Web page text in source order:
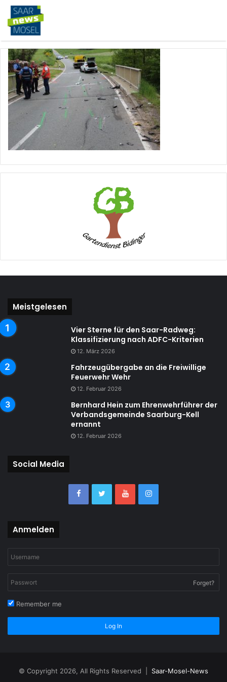
Meistgelesen
Vier Sterne für den Saar-Radweg:
Klassifizierung nach ADFC-Kriterien
12. März 2026
Fahrzeugübergabe an die Freiwillige
Feuerwehr Wehr
12. Februar 2026
Bernhard Hein zum Ehrenwehrführer der
Verbandsgemeinde Saarburg-Kell
ernannt
12. Februar 2026
Social Media
Anmelden
Forget?
Remember me
Log In
© Copyright 2026, All Rights Reserved | Saar-Mosel-News